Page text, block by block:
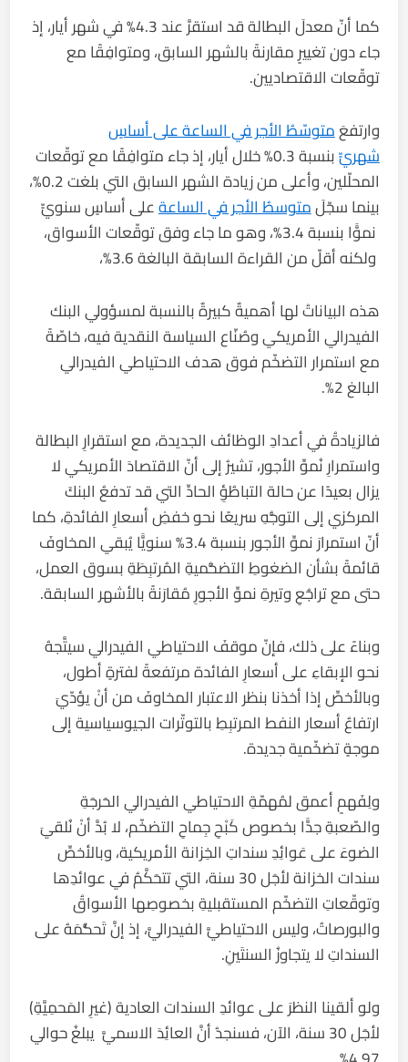
كما أنّ معدلَ البطالة قد استقرَّ عند 4.3% في شهر أيار، إذ
جاء دون تغييرٍ مقارنةً بالشهر السابق، ومتوافِقًا مع
توقّعات الاقتصاديين.
وارتفعَمتوسّطُ الأجر في الساعة على أساسٍ
شهريٍّ
بنسبة 0.3% خلال أيار، إذ جاء متوافِقًا مع توقّعات
المحلّلين، وأعلى من زيادة الشهر السابق التي بلغت 0.2%،
بينما سجّلَمتوسطُ الأجر في الساعةعلى أساسٍ سنويٍّ
نموًّا بنسبة 3.4%، وهو ما جاء وفق توقّعات الأسواق،
ولكنه أقلّ من القراءة السابقة البالغة 3.6%،
هذه البياناتُ لها أهميةٌ كبيرةٌ بالنسبة لمسؤولي البنك
الفيدرالي الأمريكي وصُنّاع السياسة النقدية فيه، خاصّةً
مع استمرار التضخّم فوق هدف الاحتياطي الفيدرالي
البالغ 2%.
فالزيادةُ في أعدادِ الوظائف الجديدة، مع استقرارِ البطالة
واستمرارِ نُموِّ الأجور، تشيرُ إلى أنّ الاقتصادَ الأمريكي لا
يزال بعيدًا عن حالة التباطُؤِ الحادِّ التي قد تدفعُ البنكَ
المركزي إلى التوجُّهِ سريعًا نحو خفضِ أسعارِ الفائدةِ، كما
أنّ استمرارَ نموِّ الأجور بنسبة 3.4% سنويًّا يُبقي المخاوفَ
قائمةً بشأن الضغوطِ التضخُّميةِ المُرتبِطَةِ بسوق العمل،
حتى مع تراجُعِ وتيرةِ نموِّ الأجورِ مُقارَنةً بالأشهر السابقة.
وبناءً على ذلك، فإنّ موقفَ الاحتياطي الفيدرالي سيتَّجهُ
نحو الإبقاءِ على أسعارِ الفائدة مرتفعةً لفترةٍ أطول،
وبالأخصِّ إذا أخذنا بنظر الاعتبار المخاوفَ من أنْ يؤدّيَ
ارتفاعُ أسعار النفط المرتبِطِ بالتوتّرات الجيوسياسية إلى
موجةٍ تضخّمية جديدة.
ولِفَهمٍ أعمق لمُهمّةِ الاحتياطي الفيدرالي الحَرجَةِ
والصّعبةِ جدًّا بخصوص كَبْحِ جِماحِ التضخّم، لا بُدَّ أنْ نُلقيَ
الضوءَ على عَوائِدِ سنداتِ الخِزانة الأمريكية، وبالأخصِّ
سندات الخزانة لأجَل 30 سنة، التي تتحَكَّمُ في عوائدِها
وتوقّعاتِ التضخّم المستقبليةِ بخصوصِها الأسواقُ
والبورصاتُ، وليس الاحتياطيَّ الفيدراليَّ، إذ إنَّ تَحكُّمَهُ على
السنداتِ لا يتجاوزُ السنتَينِ.
ولو ألقينا النظرَ على عوائدِ السندات العادية (غيرِ المَحمِيَّةِ)
لأجَل 30 سنة، الآن، فسنجدُ أنَّ العائِدَ الاسميَّ يبلغُ حوالي